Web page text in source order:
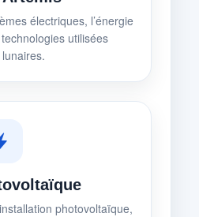
électriques, l’énergie
utilisées
photovoltaïque,